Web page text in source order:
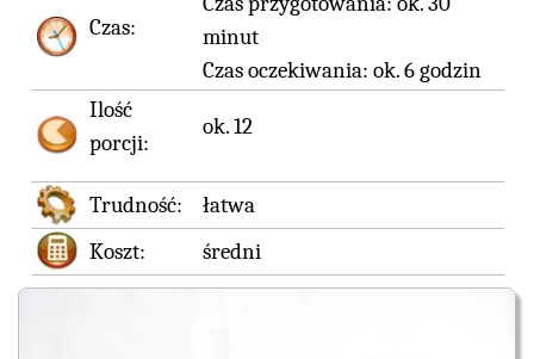
Czas:
minut
Czas oczekiwania: ok. 6 godzin
Ilość
porcji:
ok. 12
Trudność:
łatwa
Koszt:
średni